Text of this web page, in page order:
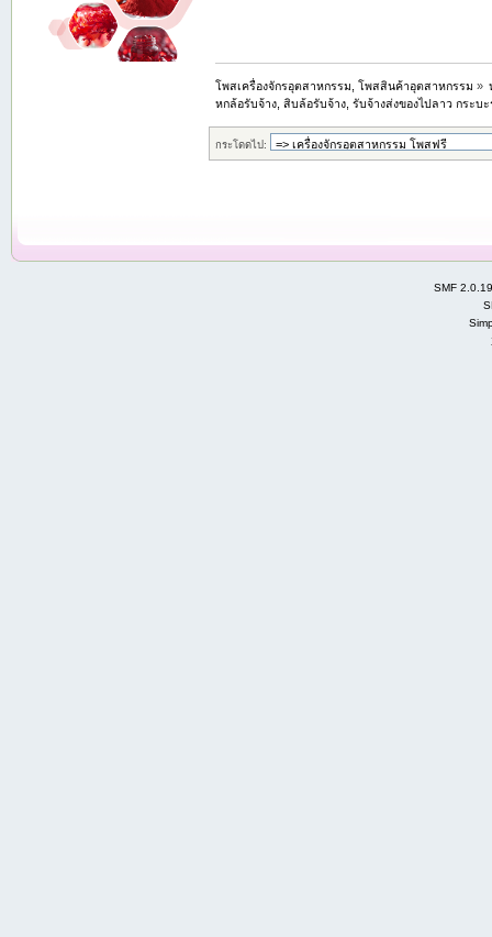
โพสเครื่องจักรอุตสาหกรรม, โพสสินค้าอุตสาหกรรม »
หกล้อรับจ้าง, สิบล้อรับจ้าง, รับจ้างส่งของไปลาว กระบ
กระโดดไป:
SMF 2.0.19